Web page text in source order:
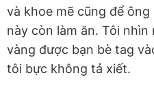
và khoe mẽ cũng để
này còn làm ăn. Tôi
vàng được bạn bè tag
tôi bực không tả xiết.